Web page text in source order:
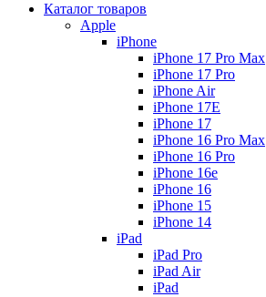
Каталог товаров
Apple
iPhone
iPhone 17 Pro Max
iPhone 17 Pro
iPhone Air
iPhone 17E
iPhone 17
iPhone 16 Pro Max
iPhone 16 Pro
iPhone 16e
iPhone 16
iPhone 15
iPhone 14
iPad
iPad Pro
iPad Air
iPad